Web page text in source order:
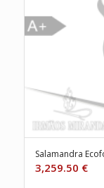
Salamandra
3,259.50 €